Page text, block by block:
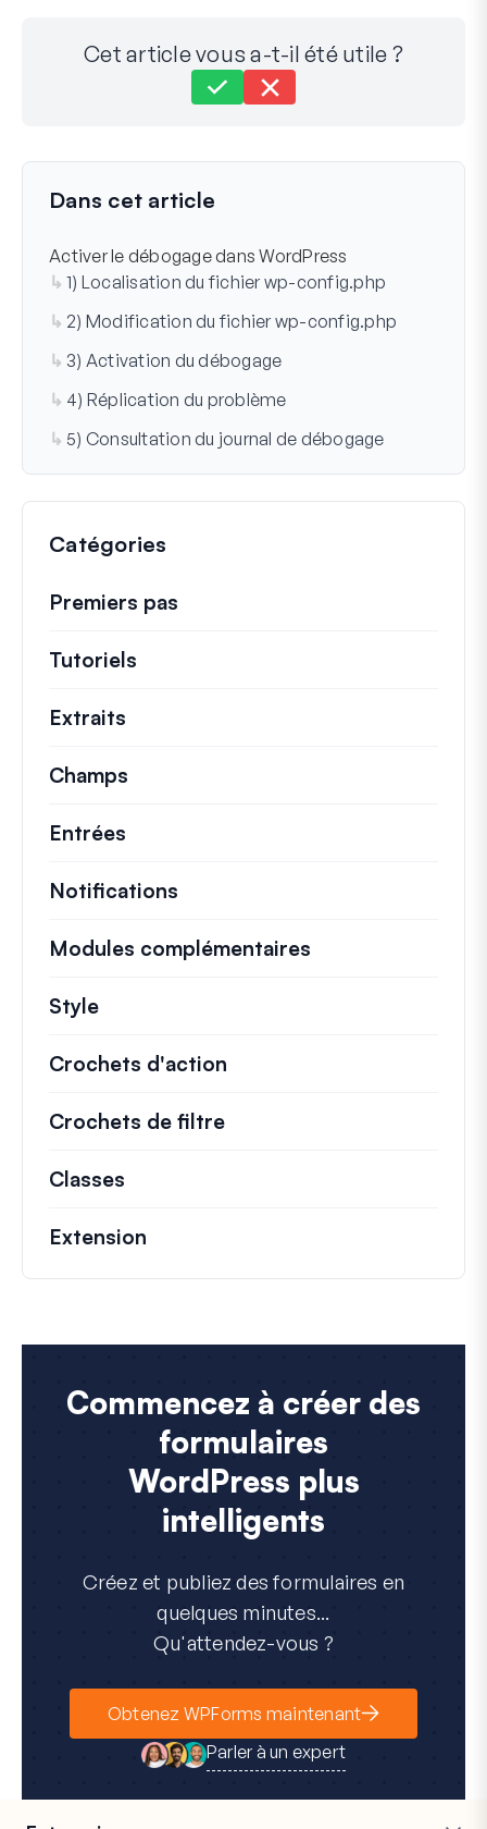
Cet article vous a-t-il été utile ?
Dernière mise à jour le 10 nov. 2024
Dans cet article
Activer le débogage dans WordPress
1) Localisation du fichier wp-config.php
2) Modification du fichier wp-config.php
3) Activation du débogage
4) Réplication du problème
5) Consultation du journal de débogage
Catégories
Premiers pas
Tutoriels
Extraits
Champs
Entrées
Notifications
Modules complémentaires
Style
Crochets d'action
Crochets de filtre
Classes
Extension
Commencez à créer des
formulaires
WordPress plus
intelligents
Créez et publiez des formulaires en
quelques minutes...
Qu'attendez-vous ?
Obtenez WPForms maintenant
Parler à un expert